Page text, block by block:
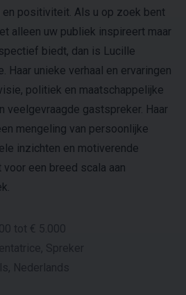
positiviteit. Als u op zoek bent
alleen uw publiek inspireert maar
biedt, dan is Lucille
Haar unieke verhaal en ervaringen
politiek en maatschappelijke
veelgevraagde gastspreker. Haar
mengeling van persoonlijke
inzichten en motiverende
een breed scala aan
tot € 5.000